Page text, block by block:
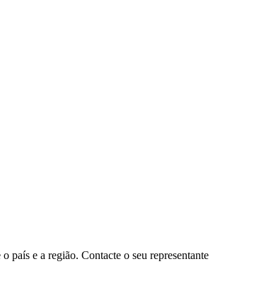
país e a região. Contacte o seu representante